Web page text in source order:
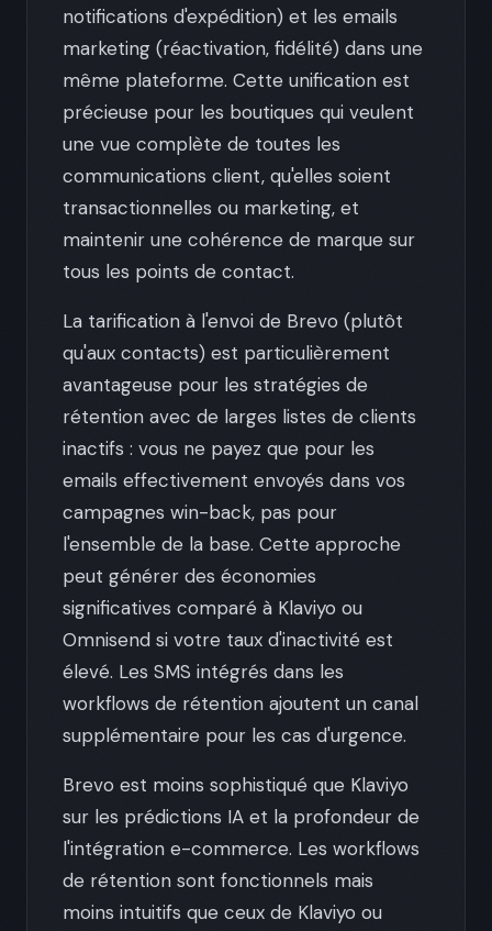
notifications d'expédition) et les emails
marketing (réactivation, fidélité) dans une
même plateforme. Cette unification est
précieuse pour les boutiques qui veulent
une vue complète de toutes les
communications client, qu'elles soient
transactionnelles ou marketing, et
maintenir une cohérence de marque sur
tous les points de contact.
La tarification à l'envoi de Brevo (plutôt
qu'aux contacts) est particulièrement
avantageuse pour les stratégies de
rétention avec de larges listes de clients
inactifs : vous ne payez que pour les
emails effectivement envoyés dans vos
campagnes win-back, pas pour
l'ensemble de la base. Cette approche
peut générer des économies
significatives comparé à Klaviyo ou
Omnisend si votre taux d'inactivité est
élevé. Les SMS intégrés dans les
workflows de rétention ajoutent un canal
supplémentaire pour les cas d'urgence.
Brevo est moins sophistiqué que Klaviyo
sur les prédictions IA et la profondeur de
l'intégration e-commerce. Les workflows
de rétention sont fonctionnels mais
moins intuitifs que ceux de Klaviyo ou